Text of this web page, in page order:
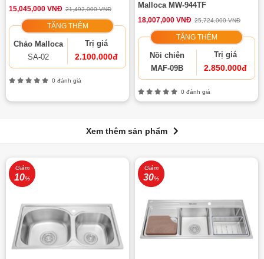
15,045,000 VNĐ 21,492,000 VNĐ
TẶNG THÊM
Chảo Malloca
SA-02
Trị giá
2.100.000đ
0 đánh giá
Malloca MW-944TF
18,007,000 VNĐ 25,724,000 VNĐ
TẶNG THÊM
Nồi chiên
MAF-09B
Trị giá
2.850.000đ
0 đánh giá
Xem thêm sản phẩm
Giảm
10%
Giảm
30%